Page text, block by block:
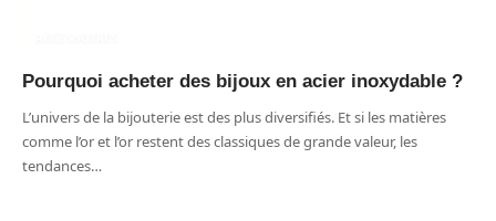
Pourquoi acheter des bijoux en acier inoxydable ?
L’univers de la bijouterie est des plus diversifiés. Et si les matières
comme l’or et l’or restent des classiques de grande valeur, les
tendances…